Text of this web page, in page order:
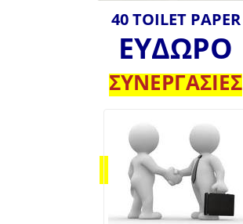
40 TOILET PAPER
ΕΥΔΩΡΟ
ΣΥΝΕΡΓΑΣΙΕΣ